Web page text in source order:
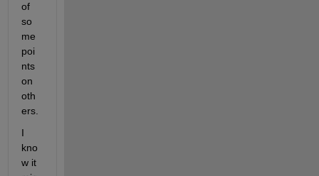
of
so
me
poi
nts
on
oth
ers.
I
kno
w it